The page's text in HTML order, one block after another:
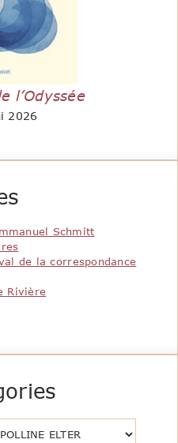
l’Odyssée
2026
Schmitt
de la correspondance
Rivière